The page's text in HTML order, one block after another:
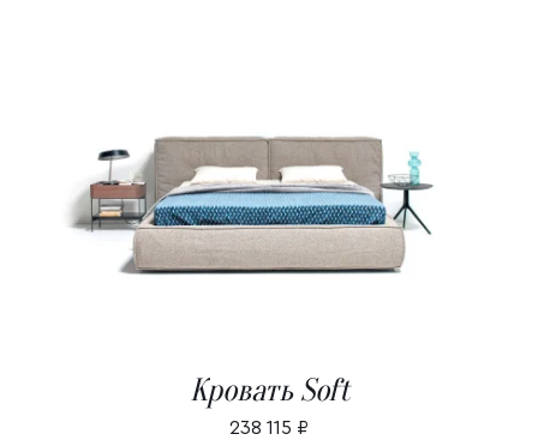
В КОРЗИНУ / ДЕТАЛИ
Кровать Soft
238 115 ₽